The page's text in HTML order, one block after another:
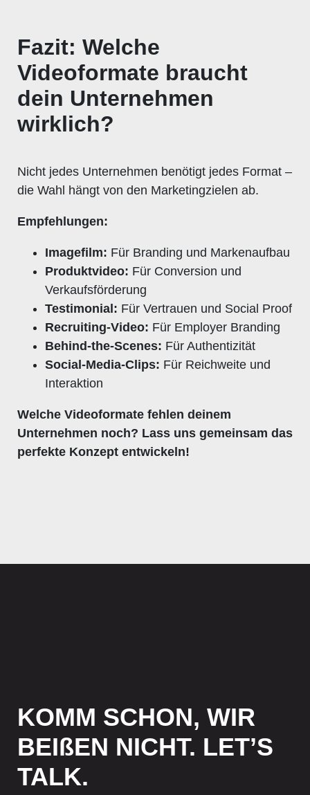
Fazit: Welche
Videoformate braucht
dein Unternehmen
wirklich?
Nicht jedes Unternehmen benötigt jedes Format –
die Wahl hängt von den Marketingzielen ab.
Empfehlungen:
Imagefilm: Für Branding und Markenaufbau
Produktvideo: Für Conversion und
Verkaufsförderung
Testimonial: Für Vertrauen und Social Proof
Recruiting-Video: Für Employer Branding
Behind-the-Scenes: Für Authentizität
Social-Media-Clips: Für Reichweite und
Interaktion
Welche Videoformate fehlen deinem
Unternehmen noch? Lass uns gemeinsam das
perfekte Konzept entwickeln!
KOMM SCHON, WIR
BEIßEN NICHT. LET’S
TALK.